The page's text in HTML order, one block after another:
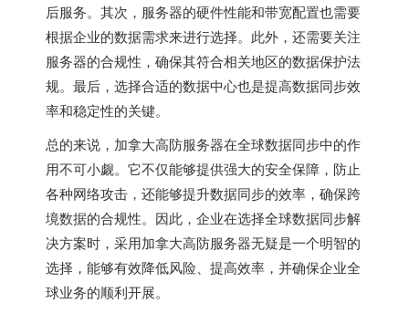
后服务。其次，服务器的硬件性能和带宽配置也需要
根据企业的数据需求来进行选择。此外，还需要关注
服务器的合规性，确保其符合相关地区的数据保护法
规。最后，选择合适的数据中心也是提高数据同步效
率和稳定性的关键。
总的来说，加拿大高防服务器在全球数据同步中的作
用不可小觑。它不仅能够提供强大的安全保障，防止
各种网络攻击，还能够提升数据同步的效率，确保跨
境数据的合规性。因此，企业在选择全球数据同步解
决方案时，采用加拿大高防服务器无疑是一个明智的
选择，能够有效降低风险、提高效率，并确保企业全
球业务的顺利开展。